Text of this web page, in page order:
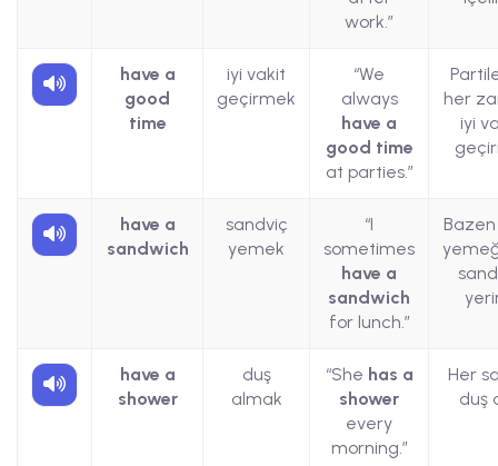
work.”
have a
good
time
iyi vakit
geçirmek
“We
always
have a
good time
at parties.”
her
iyi
have a
sandwich
sandviç
yemek
“I
sometimes
have a
sandwich
for lunch.”
have a
shower
duş
almak
“She has a
shower
every
morning.”
Her
duş